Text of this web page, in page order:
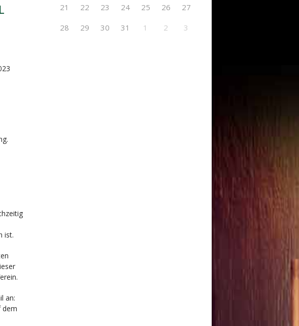
ist.
an:
dem
21
22 23 24 25 26
27
28
29 30 31 1 2 3